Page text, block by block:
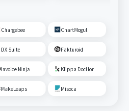
Chargebee ChartMogul
DX Suite Fakturoid
Invoice Ninja Klippa DocHorizon
MakeLeaps Misoca